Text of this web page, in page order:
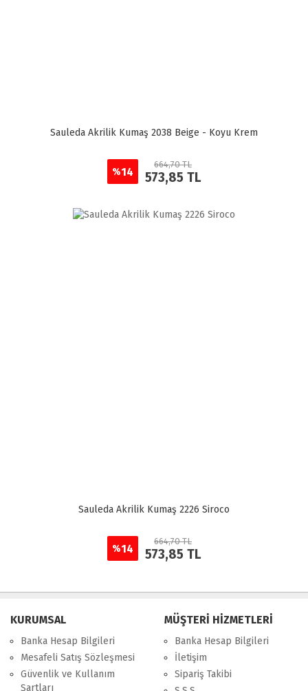
Sauleda Akrilik Kumaş 2038 Beige - Koyu Krem
%14
664,70 TL
573,85 TL
Sauleda Akrilik Kumaş 2226 Siroco
%14
664,70 TL
573,85 TL
KURUMSAL
Banka Hesap Bilgileri
Mesafeli Satış Sözleşmesi
Güvenlik ve Kullanım
Şartları
MÜŞTERİ HİZMETLERİ
Banka Hesap Bilgileri
İletişim
Sipariş Takibi